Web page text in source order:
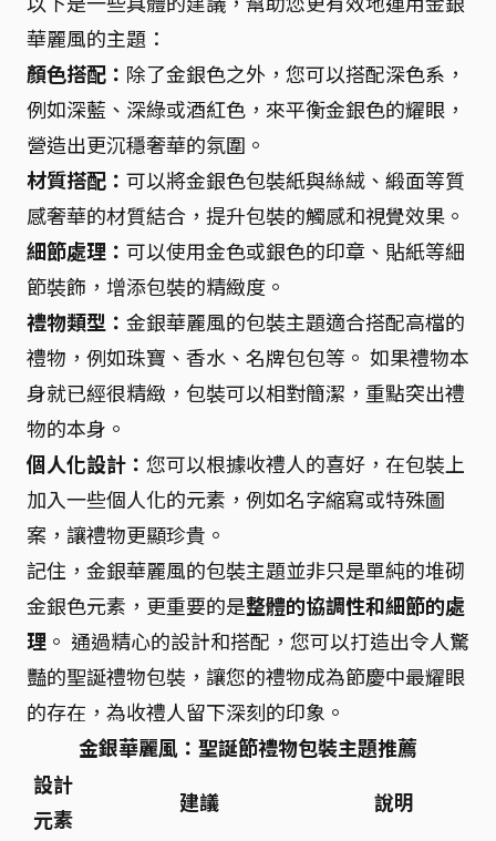
華麗風的主題：
顏色搭配： 除了金銀色之外，您可以搭配深色系，
例如深藍、深綠或酒紅色，來平衡金銀色的耀眼，
營造出更沉穩奢華的氛圍。
材質搭配： 可以將金銀色包裝紙與絲絨、緞面等質
感奢華的材質結合，提升包裝的觸感和視覺效果。
細節處理： 可以使用金色或銀色的印章、貼紙等細
節裝飾，增添包裝的精緻度。
禮物類型： 金銀華麗風的包裝主題適合搭配高檔的
禮物，例如珠寶、香水、名牌包包等。 如果禮物本
身就已經很精緻，包裝可以相對簡潔，重點突出禮
物的本身。
個人化設計： 您可以根據收禮人的喜好，在包裝上
加入一些個人化的元素，例如名字縮寫或特殊圖
案，讓禮物更顯珍貴。
記住，金銀華麗風的包裝主題並非只是單純的堆砌
金銀色元素，更重要的是整體的協調性和細節的處
理 。 通過精心的設計和搭配，您可以打造出令人驚
豔的聖誕禮物包裝，讓您的禮物成為節慶中最耀眼
的存在，為收禮人留下深刻的印象。
金銀華麗風：聖誕節禮物包裝主題推薦
設計
元素
建議 說明